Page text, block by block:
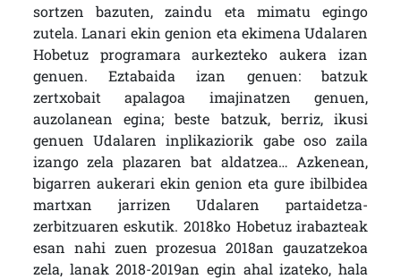
sortzen bazuten, zaindu eta mimatu egingo
zutela. Lanari ekin genion eta ekimena Udalaren
Hobetuz programara aurkezteko aukera izan
genuen. Eztabaida izan genuen: batzuk
zertxobait apalagoa imajinatzen genuen,
auzolanean egina; beste batzuk, berriz, ikusi
genuen Udalaren inplikaziorik gabe oso zaila
izango zela plazaren bat aldatzea… Azkenean,
bigarren aukerari ekin genion eta gure ibilbidea
martxan jarrizen Udalaren partaidetza-
zerbitzuaren eskutik. 2018ko Hobetuz irabazteak
esan nahi zuen prozesua 2018an gauzatzekoa
zela, lanak 2018-2019an egin ahal izateko, hala